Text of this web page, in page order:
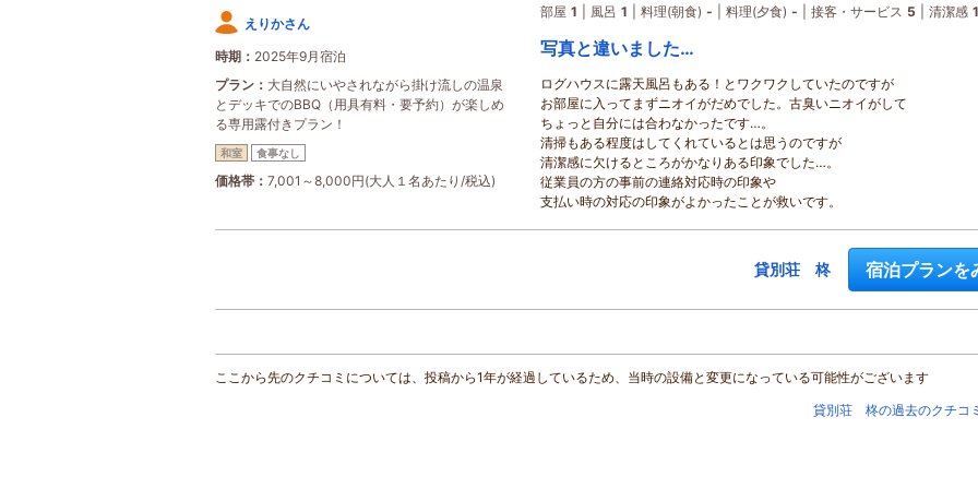
えりかさん
時期
2025年9月宿泊
プラン
大自然にいやされながら掛け流しの温泉
とデッキでのBBQ（用具有料・要予約）が楽しめ
る専用露付きプラン！
和室 食事なし
価格帯 7,001～8,000円(大人１名あたり/税込)
部屋 1 風呂 1 料理(朝食) - 料理(夕食) - 接客・サービス 5 清潔感 1
写真と違いました…
ログハウスに露天風呂もある！とワクワクしていたのですが
お部屋に入ってまずニオイがだめでした。古臭いニオイがして
ちょっと自分には合わなかったです…。
清掃もある程度はしてくれているとは思うのですが
清潔感に欠けるところがかなりある印象でした…。
従業員の方の事前の連絡対応時の印象や
支払い時の対応の印象がよかったことが救いです。
貸別荘 柊 宿泊プランを
ここから先のクチコミについては、投稿から1年が経過しているため、当時の設備と変更になっている可能性がございます
貸別荘 柊の過去のクチコ